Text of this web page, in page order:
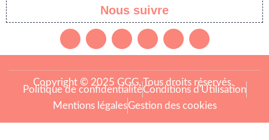
Nous suivre
Copyright © 2025 GGG. Tous droits réservés.
Politique de confidentialitéConditions d'Utilisation
Mentions légalesGestion des cookies